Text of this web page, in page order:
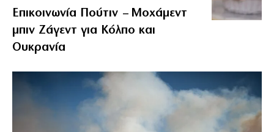
Επικοινωνία Πούτιν – Μοχάμεντ
μπιν Ζάγεντ για Κόλπο και
Ουκρανία